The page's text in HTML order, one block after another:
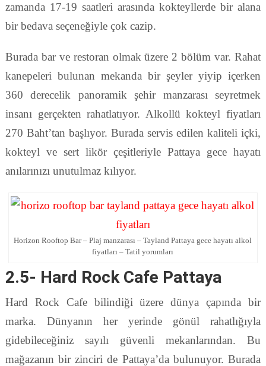
zamanda 17-19 saatleri arasında kokteyllerde bir alana
bir bedava seçeneğiyle çok cazip.
Burada bar ve restoran olmak üzere 2 bölüm var. Rahat
kanepeleri bulunan mekanda bir şeyler yiyip içerken
360 derecelik panoramik şehir manzarası seyretmek
insanı gerçekten rahatlatıyor. Alkollü kokteyl fiyatları
270 Baht’tan başlıyor. Burada servis edilen kaliteli içki,
kokteyl ve sert likör çeşitleriyle Pattaya gece hayatı
anılarınızı unutulmaz kılıyor.
Horizon Rooftop Bar – Plaj manzarası – Tayland Pattaya gece hayatı alkol
fiyatları – Tatil yorumları
2.5- Hard Rock Cafe Pattaya
Hard Rock Cafe bilindiği üzere dünya çapında bir
marka. Dünyanın her yerinde gönül rahatlığıyla
gidebileceğiniz sayılı güvenli mekanlarından. Bu
mağazanın bir zinciri de Pattaya’da bulunuyor. Burada